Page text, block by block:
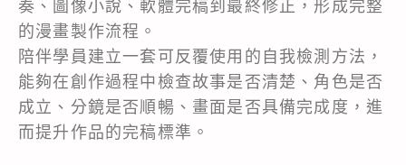
奏、圖像小說、軟體完稿到最終修正，形成完整
的漫畫製作流程。
陪伴學員建立一套可反覆使用的自我檢測方法，
能夠在創作過程中檢查故事是否清楚、角色是否
成立、分鏡是否順暢、畫面是否具備完成度，進
而提升作品的完稿標準。